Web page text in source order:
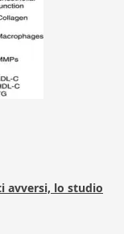
lo studio